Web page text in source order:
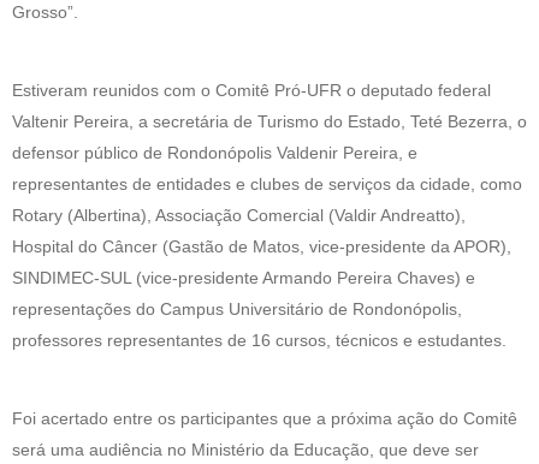
Grosso”.
Estiveram reunidos com o Comitê Pró-UFR o deputado federal
Valtenir Pereira, a secretária de Turismo do Estado, Teté Bezerra, o
defensor público de Rondonópolis Valdenir Pereira, e
representantes de entidades e clubes de serviços da cidade, como
Rotary (Albertina), Associação Comercial (Valdir Andreatto),
Hospital do Câncer (Gastão de Matos, vice-presidente da APOR),
SINDIMEC-SUL (vice-presidente Armando Pereira Chaves) e
representações do Campus Universitário de Rondonópolis,
professores representantes de 16 cursos, técnicos e estudantes.
Foi acertado entre os participantes que a próxima ação do Comitê
será uma audiência no Ministério da Educação, que deve ser